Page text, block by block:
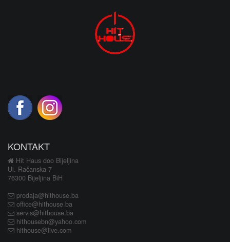
KONTAKT
Hit Haus doo Bijeljina
Ul. Račanska 7
76300 Bijeljina BiH
prodaja@hithouse.ba
office@hithouse.ba
servis@hithouse.ba
hithousebn@yahoo.com
hithouse@live.com